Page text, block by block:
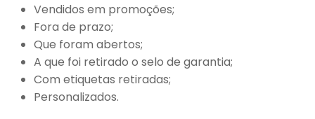
Vendidos em promoções;
Fora de prazo;
Que foram abertos;
A que foi retirado o selo de garantia;
Com etiquetas retiradas;
Personalizados.